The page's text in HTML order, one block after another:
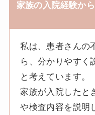
家族の入院経験か
私は、患者さんの
ら、分かりやすく
と考えています。
家族が入院したと
や検査内容を説明